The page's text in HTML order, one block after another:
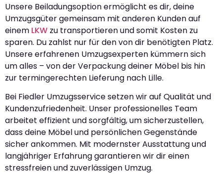
Unsere Beiladungsoption ermöglicht es dir, deine
Umzugsgüter gemeinsam mit anderen Kunden auf
einem LKW zu transportieren und somit Kosten zu
sparen. Du zahlst nur für den von dir benötigten Platz.
Unsere erfahrenen Umzugsexperten kümmern sich
um alles – von der Verpackung deiner Möbel bis hin
zur termingerechten Lieferung nach Lille.
Bei Fiedler Umzugsservice setzen wir auf Qualität und
Kundenzufriedenheit. Unser professionelles Team
arbeitet effizient und sorgfältig, um sicherzustellen,
dass deine Möbel und persönlichen Gegenstände
sicher ankommen. Mit modernster Ausstattung und
langjähriger Erfahrung garantieren wir dir einen
stressfreien und zuverlässigen Umzug.